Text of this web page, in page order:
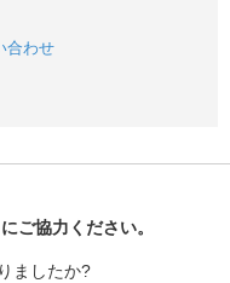
合わせ
ご協力ください。
ましたか?